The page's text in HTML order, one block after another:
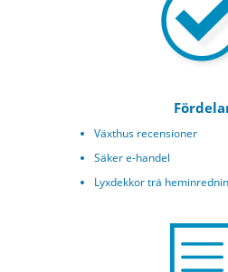
Växthus recensioner
Säker e-handel
Lyxdekkor trä